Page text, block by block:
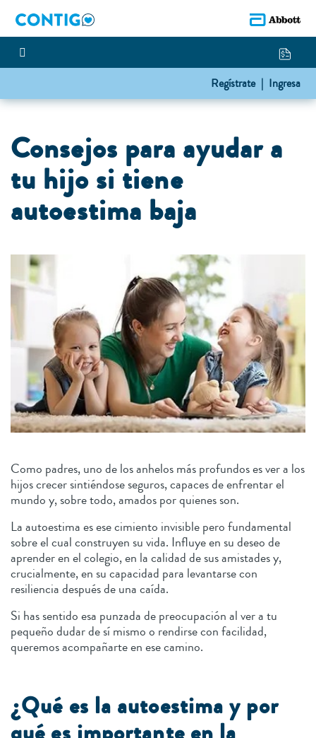
Regístrate | Ingresa
Consejos para ayudar a
tu hijo si tiene
autoestima baja
Como padres, uno de los anhelos más profundos es ver a los
hijos crecer sintiéndose seguros, capaces de enfrentar el
mundo y, sobre todo, amados por quienes son.
La autoestima es ese cimiento invisible pero fundamental
sobre el cual construyen su vida. Influye en su deseo de
aprender en el colegio, en la calidad de sus amistades y,
crucialmente, en su capacidad para levantarse con
resiliencia después de una caída.
Si has sentido esa punzada de preocupación al ver a tu
pequeño dudar de sí mismo o rendirse con facilidad,
queremos acompañarte en ese camino.
¿Qué es la autoestima y por